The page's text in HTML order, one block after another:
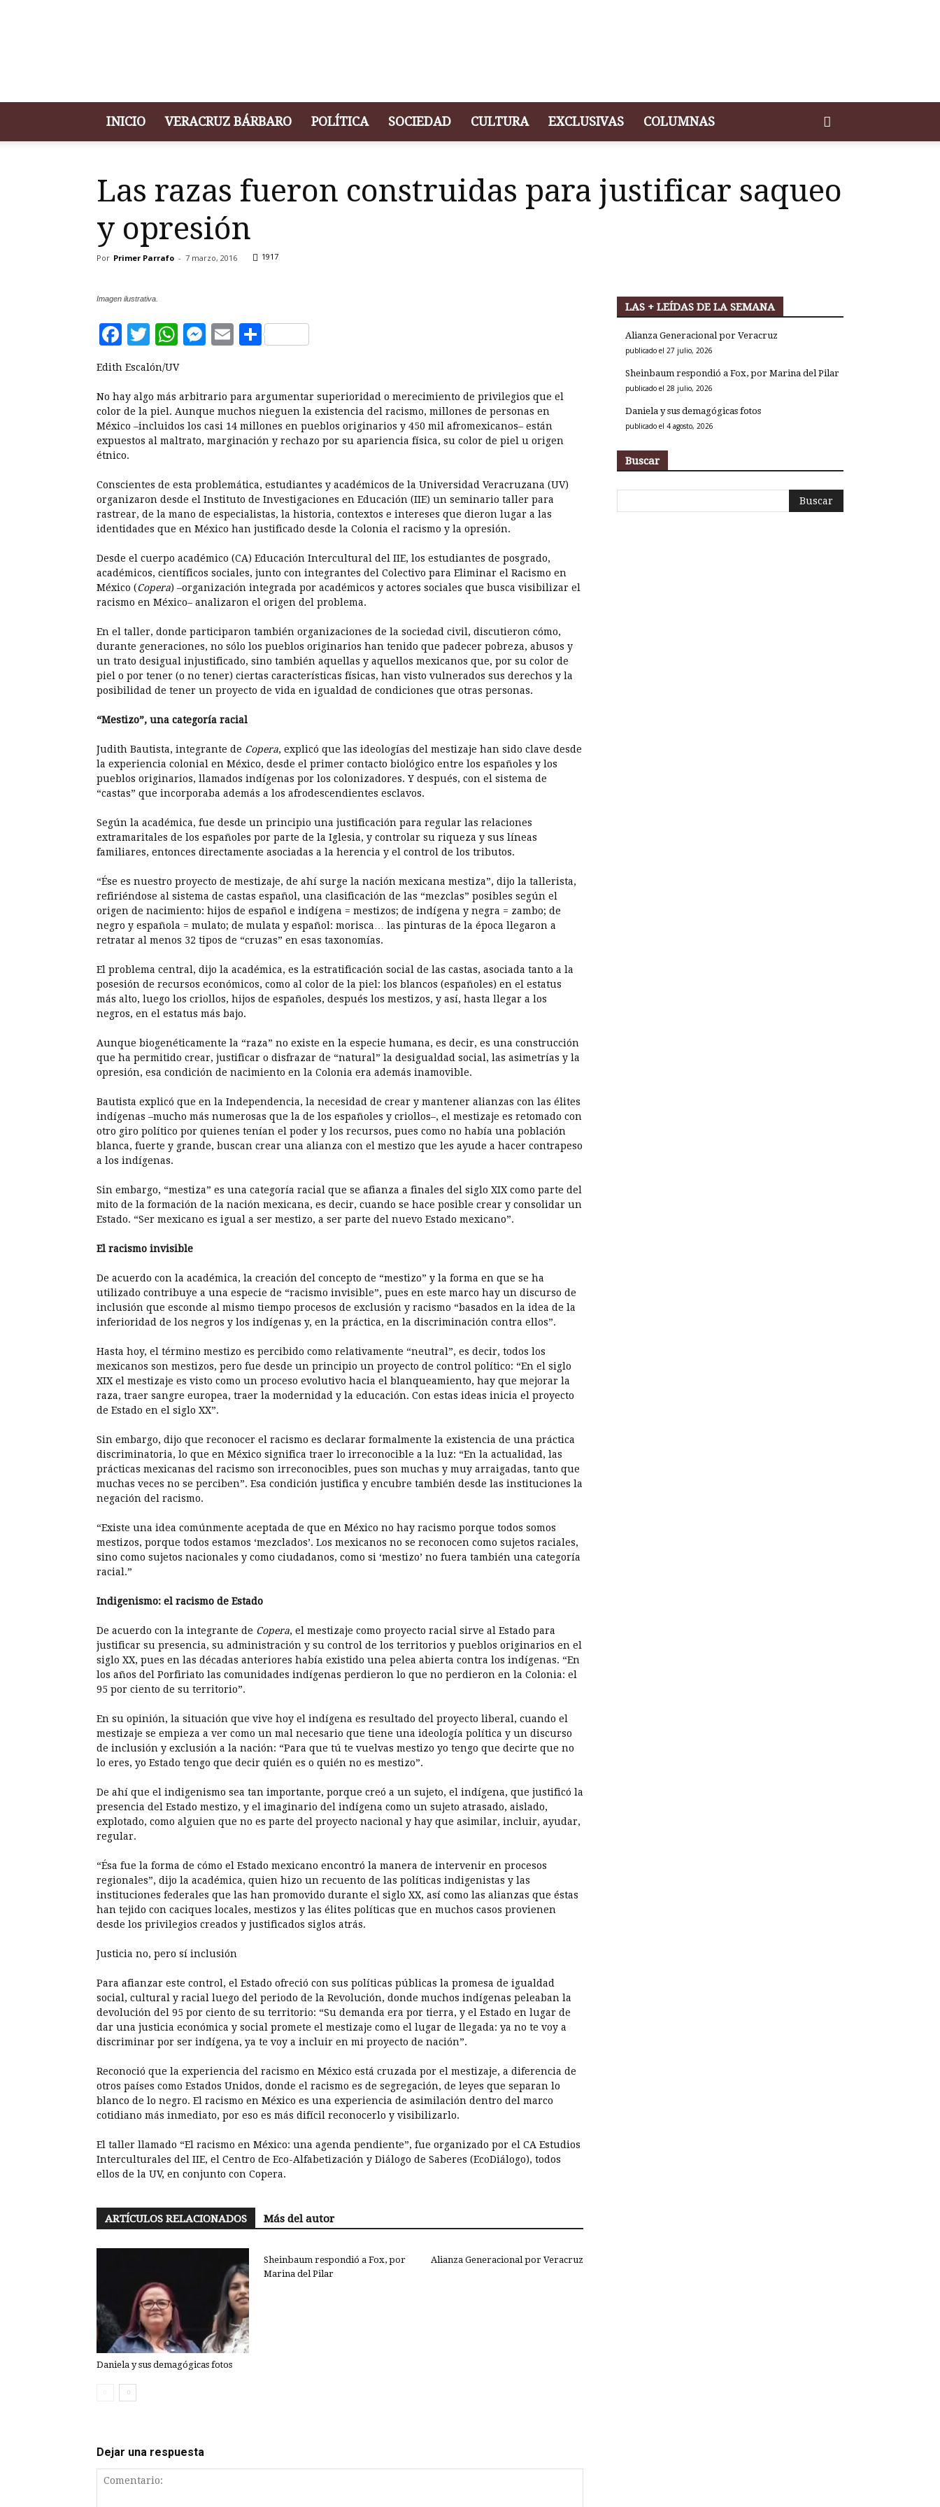
INICIO VERACRUZ BÁRBARO POLÍTICA SOCIEDAD CULTURA EXCLUSIVAS COLUMNAS
Las razas fueron construidas para justificar saqueo
y opresión
Por Primer Parrafo - 7 marzo, 2016 1917
Imagen ilustrativa.
Facebook
Twitter
WhatsApp
Messenger
EmailCompartir
Edith Escalón/UV
No hay algo más arbitrario para argumentar superioridad o merecimiento de privilegios que el
color de la piel. Aunque muchos nieguen la existencia del racismo, millones de personas en
México –incluidos los casi 14 millones en pueblos originarios y 450 mil afromexicanos– están
expuestos al maltrato, marginación y rechazo por su apariencia física, su color de piel u origen
étnico.
Conscientes de esta problemática, estudiantes y académicos de la Universidad Veracruzana (UV)
organizaron desde el Instituto de Investigaciones en Educación (IIE) un seminario taller para
rastrear, de la mano de especialistas, la historia, contextos e intereses que dieron lugar a las
identidades que en México han justificado desde la Colonia el racismo y la opresión.
Desde el cuerpo académico (CA) Educación Intercultural del IIE, los estudiantes de posgrado,
académicos, científicos sociales, junto con integrantes del Colectivo para Eliminar el Racismo en
México (Copera) –organización integrada por académicos y actores sociales que busca visibilizar el
racismo en México– analizaron el origen del problema.
En el taller, donde participaron también organizaciones de la sociedad civil, discutieron cómo,
durante generaciones, no sólo los pueblos originarios han tenido que padecer pobreza, abusos y
un trato desigual injustificado, sino también aquellas y aquellos mexicanos que, por su color de
piel o por tener (o no tener) ciertas características físicas, han visto vulnerados sus derechos y la
posibilidad de tener un proyecto de vida en igualdad de condiciones que otras personas.
“Mestizo”, una categoría racial
Judith Bautista, integrante de Copera, explicó que las ideologías del mestizaje han sido clave desde
la experiencia colonial en México, desde el primer contacto biológico entre los españoles y los
pueblos originarios, llamados indígenas por los colonizadores. Y después, con el sistema de
“castas” que incorporaba además a los afrodescendientes esclavos.
Según la académica, fue desde un principio una justificación para regular las relaciones
extramaritales de los españoles por parte de la Iglesia, y controlar su riqueza y sus líneas
familiares, entonces directamente asociadas a la herencia y el control de los tributos.
“Ése es nuestro proyecto de mestizaje, de ahí surge la nación mexicana mestiza”, dijo la tallerista,
refiriéndose al sistema de castas español, una clasificación de las “mezclas” posibles según el
origen de nacimiento: hijos de español e indígena = mestizos; de indígena y negra = zambo; de
negro y española = mulato; de mulata y español: morisca… las pinturas de la época llegaron a
retratar al menos 32 tipos de “cruzas” en esas taxonomías.
El problema central, dijo la académica, es la estratificación social de las castas, asociada tanto a la
posesión de recursos económicos, como al color de la piel: los blancos (españoles) en el estatus
más alto, luego los criollos, hijos de españoles, después los mestizos, y así, hasta llegar a los
negros, en el estatus más bajo.
Aunque biogenéticamente la “raza” no existe en la especie humana, es decir, es una construcción
que ha permitido crear, justificar o disfrazar de “natural” la desigualdad social, las asimetrías y la
opresión, esa condición de nacimiento en la Colonia era además inamovible.
Bautista explicó que en la Independencia, la necesidad de crear y mantener alianzas con las élites
indígenas –mucho más numerosas que la de los españoles y criollos–, el mestizaje es retomado con
otro giro político por quienes tenían el poder y los recursos, pues como no había una población
blanca, fuerte y grande, buscan crear una alianza con el mestizo que les ayude a hacer contrapeso
a los indígenas.
Sin embargo, “mestiza” es una categoría racial que se afianza a finales del siglo XIX como parte del
mito de la formación de la nación mexicana, es decir, cuando se hace posible crear y consolidar un
Estado. “Ser mexicano es igual a ser mestizo, a ser parte del nuevo Estado mexicano”.
El racismo invisible
De acuerdo con la académica, la creación del concepto de “mestizo” y la forma en que se ha
utilizado contribuye a una especie de “racismo invisible”, pues en este marco hay un discurso de
inclusión que esconde al mismo tiempo procesos de exclusión y racismo “basados en la idea de la
inferioridad de los negros y los indígenas y, en la práctica, en la discriminación contra ellos”.
Hasta hoy, el término mestizo es percibido como relativamente “neutral”, es decir, todos los
mexicanos son mestizos, pero fue desde un principio un proyecto de control político: “En el siglo
XIX el mestizaje es visto como un proceso evolutivo hacia el blanqueamiento, hay que mejorar la
raza, traer sangre europea, traer la modernidad y la educación. Con estas ideas inicia el proyecto
de Estado en el siglo XX”.
Sin embargo, dijo que reconocer el racismo es declarar formalmente la existencia de una práctica
discriminatoria, lo que en México significa traer lo irreconocible a la luz: “En la actualidad, las
prácticas mexicanas del racismo son irreconocibles, pues son muchas y muy arraigadas, tanto que
muchas veces no se perciben”. Esa condición justifica y encubre también desde las instituciones la
negación del racismo.
“Existe una idea comúnmente aceptada de que en México no hay racismo porque todos somos
mestizos, porque todos estamos ‘mezclados’. Los mexicanos no se reconocen como sujetos raciales,
sino como sujetos nacionales y como ciudadanos, como si ‘mestizo’ no fuera también una categoría
racial.”
Indigenismo: el racismo de Estado
De acuerdo con la integrante de Copera, el mestizaje como proyecto racial sirve al Estado para
justificar su presencia, su administración y su control de los territorios y pueblos originarios en el
siglo XX, pues en las décadas anteriores había existido una pelea abierta contra los indígenas. “En
los años del Porfiriato las comunidades indígenas perdieron lo que no perdieron en la Colonia: el
95 por ciento de su territorio”.
En su opinión, la situación que vive hoy el indígena es resultado del proyecto liberal, cuando el
mestizaje se empieza a ver como un mal necesario que tiene una ideología política y un discurso
de inclusión y exclusión a la nación: “Para que tú te vuelvas mestizo yo tengo que decirte que no
lo eres, yo Estado tengo que decir quién es o quién no es mestizo”.
De ahí que el indigenismo sea tan importante, porque creó a un sujeto, el indígena, que justificó la
presencia del Estado mestizo, y el imaginario del indígena como un sujeto atrasado, aislado,
explotado, como alguien que no es parte del proyecto nacional y hay que asimilar, incluir, ayudar,
regular.
“Ésa fue la forma de cómo el Estado mexicano encontró la manera de intervenir en procesos
regionales”, dijo la académica, quien hizo un recuento de las políticas indigenistas y las
instituciones federales que las han promovido durante el siglo XX, así como las alianzas que éstas
han tejido con caciques locales, mestizos y las élites políticas que en muchos casos provienen
desde los privilegios creados y justificados siglos atrás.
Justicia no, pero sí inclusión
Para afianzar este control, el Estado ofreció con sus políticas públicas la promesa de igualdad
social, cultural y racial luego del periodo de la Revolución, donde muchos indígenas peleaban la
devolución del 95 por ciento de su territorio: “Su demanda era por tierra, y el Estado en lugar de
dar una justicia económica y social promete el mestizaje como el lugar de llegada: ya no te voy a
discriminar por ser indígena, ya te voy a incluir en mi proyecto de nación”.
Reconoció que la experiencia del racismo en México está cruzada por el mestizaje, a diferencia de
otros países como Estados Unidos, donde el racismo es de segregación, de leyes que separan lo
blanco de lo negro. El racismo en México es una experiencia de asimilación dentro del marco
cotidiano más inmediato, por eso es más difícil reconocerlo y visibilizarlo.
El taller llamado “El racismo en México: una agenda pendiente”, fue organizado por el CA Estudios
Interculturales del IIE, el Centro de Eco-Alfabetización y Diálogo de Saberes (EcoDiálogo), todos
ellos de la UV, en conjunto con Copera.
ARTÍCULOS RELACIONADOS Más del autor
Daniela y sus demagógicas fotos
Sheinbaum respondió a Fox, por
Marina del Pilar
Alianza Generacional por Veracruz
Dejar una respuesta
LAS + LEÍDAS DE LA SEMANA
Alianza Generacional por Veracruz
publicado el 27 julio, 2026
Sheinbaum respondió a Fox, por Marina del Pilar
publicado el 28 julio, 2026
Daniela y sus demagógicas fotos
publicado el 4 agosto, 2026
Buscar